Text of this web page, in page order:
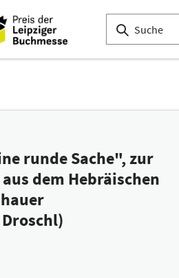
runde Sache", zur
dem Hebräischen